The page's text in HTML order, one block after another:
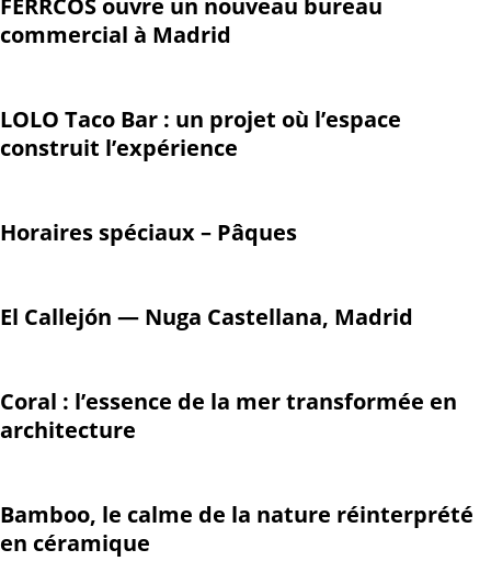
commercial à Madrid
LOLO Taco Bar : un projet où l’espace
construit l’expérience
Horaires spéciaux – Pâques
El Callejón — Nuga Castellana, Madrid
Coral : l’essence de la mer transformée en
architecture
Bamboo, le calme de la nature réinterprété
en céramique